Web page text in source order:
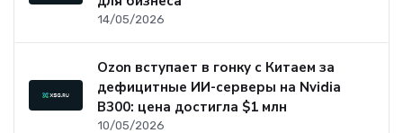
14/05/2026
Ozon вступает в гонку с Китаем за
дефицитные ИИ-серверы на Nvidia
B300: цена достигла $1 млн
10/05/2026